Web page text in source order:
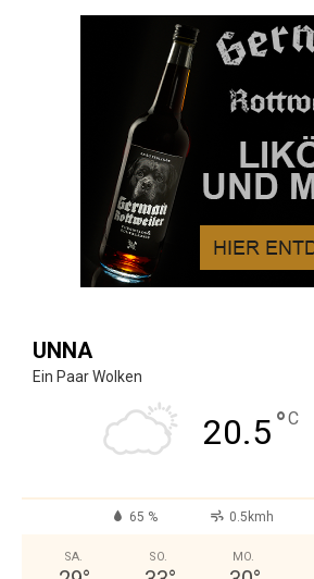
UNNA
Ein Paar Wolken
20.5°C
65 % 0.5kmh
SA. SO. MO.